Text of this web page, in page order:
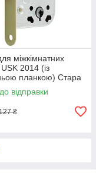
міжкімнатних
2014 (із
планкою) Стара
відправки
₴